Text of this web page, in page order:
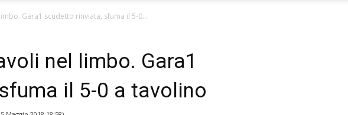
Gara1 scudetto rinviata, sfuma il 5-0...
nel limbo. Gara1
il 5-0 a tavolino